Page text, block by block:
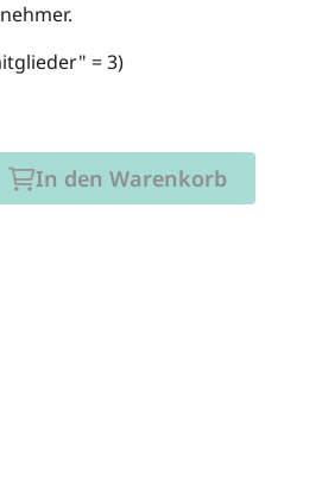
= 3)
In den Warenkorb